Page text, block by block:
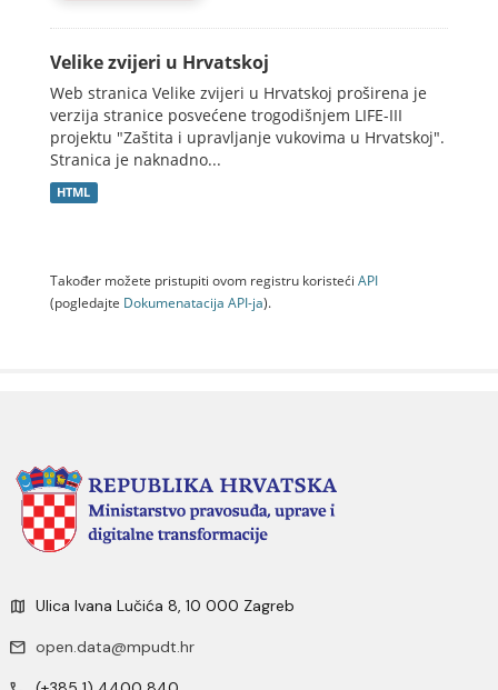
Velike zvijeri u Hrvatskoj
Web stranica Velike zvijeri u Hrvatskoj proširena je
verzija stranice posvećene trogodišnjem LIFE-III
projektu "Zaštita i upravljanje vukovima u Hrvatskoj".
Stranica je naknadno...
HTML
Također možete pristupiti ovom registru koristeći API
(pogledajte Dokumenаtаcijа API-jа).